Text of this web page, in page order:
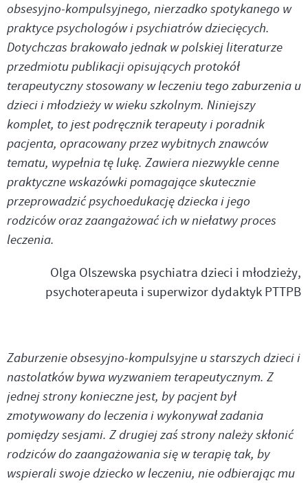
obsesyjno-kompulsyjnego, nierzadko spotykanego w
praktyce psychologów i psychiatrów dziecięcych.
Dotychczas brakowało jednak w polskiej literaturze
przedmiotu publikacji opisujących protokół
terapeutyczny stosowany w leczeniu tego zaburzenia u
dzieci i młodzieży w wieku szkolnym. Niniejszy
komplet, to jest podręcznik terapeuty i poradnik
pacjenta, opracowany przez wybitnych znawców
tematu, wypełnia tę lukę. Zawiera niezwykle cenne
praktyczne wskazówki pomagające skutecznie
przeprowadzić psychoedukację dziecka i jego
rodziców oraz zaangażować ich w niełatwy proces
leczenia.
Olga Olszewska psychiatra dzieci i młodzieży,
psychoterapeuta i superwizor dydaktyk PTTPB
Zaburzenie obsesyjno-kompulsyjne u starszych dzieci i
nastolatków bywa wyzwaniem terapeutycznym. Z
jednej strony konieczne jest, by pacjent był
zmotywowany do leczenia i wykonywał zadania
pomiędzy sesjami. Z drugiej zaś strony należy skłonić
rodziców do zaangażowania się w terapię tak, by
wspierali swoje dziecko w leczeniu, nie odbierając mu